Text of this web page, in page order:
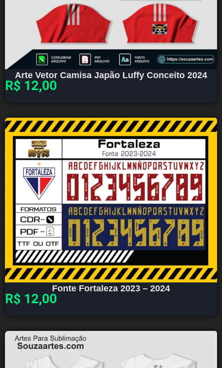
Arte Vetor Camisa Japão Luffy Conceito 2024
R$ 12,00
Fonte Fortaleza 2023 – 2024
R$ 12,00